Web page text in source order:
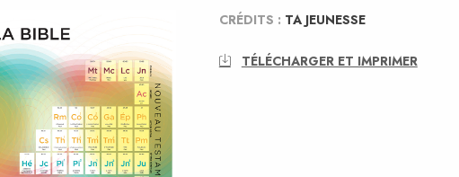
CRÉDITS : TA JEUNESSE
TÉLÉCHARGER ET IMPRIMER